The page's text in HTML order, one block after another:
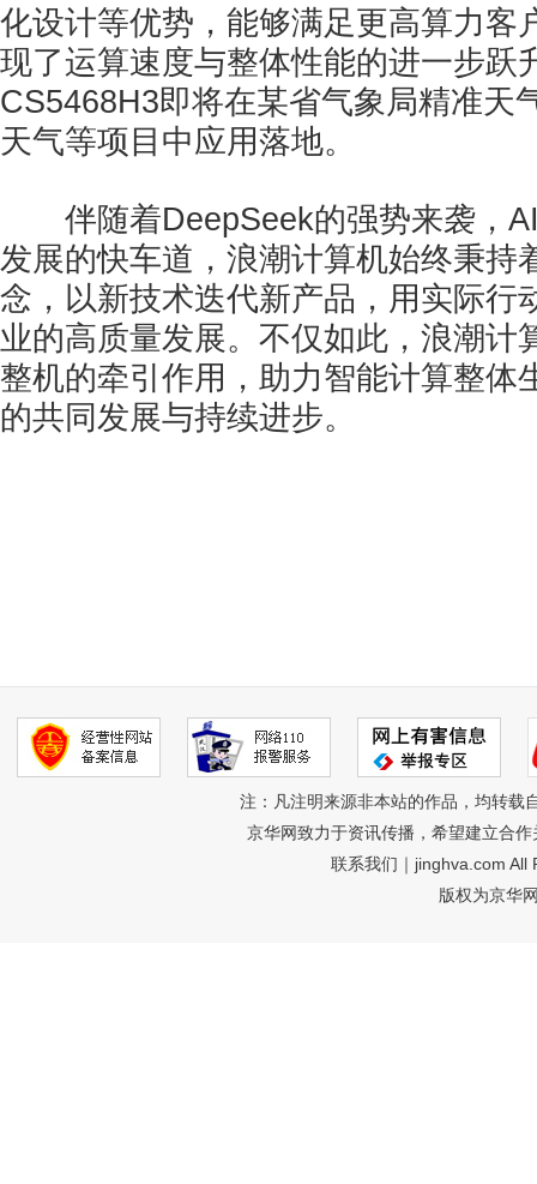
化设计等优势，能够满足更高算力客
现了运算速度与整体性能的进一步跃
CS5468H3即将在某省气象局精准天
天气等项目中应用落地。
伴随着DeepSeek的强势来袭，AI
发展的快车道，浪潮计算机始终秉持
念，以新技术迭代新产品，用实际行
业的高质量发展。不仅如此，浪潮计
整机的牵引作用，助力智能计算整体
的共同发展与持续进步。
注：凡注明来源非本站的作品，均转载
京华网致力于资讯传播，希望建立合
联系我们 ｜jinghva.com
版权为京华